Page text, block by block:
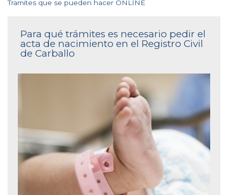
Tramites que se pueden hacer ONLINE
Para qué trámites es necesario pedir el
acta de nacimiento en el Registro Civil
de Carballo